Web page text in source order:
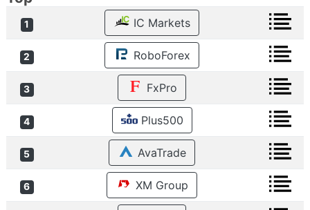
1 IC Markets
2 RoboForex
3 FxPro
4 Plus500
5 AvaTrade
6 XM Group